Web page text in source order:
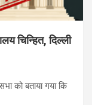
चिन्हित, दिल्ली
को बताया गया कि